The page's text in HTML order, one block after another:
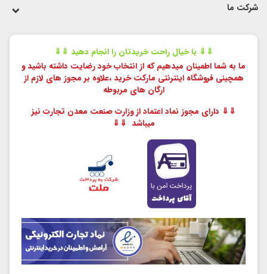
شرکت ما
⇓⇓ با خیال راحت خریدتان را انجام دهید ⇓⇓
ما به شما اطمینان میدهیم که از انتخاب خود رضایت داشته باشید و
همچینی فروشگاه اینترنتی مارکت خرید ،علاوه بر مجوز های لازم از
ارگان های مربوطه
⇓⇓ دارای مجوز نماد اعتماد از وزارت صنعت معدن تجارت نیز
میباشد ⇓⇓